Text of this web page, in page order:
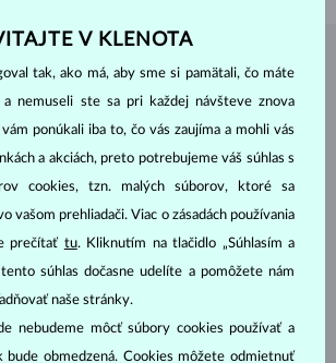
ZATELIÉRU KLENOTA
V KLENOTA
tak, ako má, aby sme si pamätali, čo máte
nemuseli ste sa pri každej návšteve znova
ponúkali iba to, čo vás zaujíma a mohli vás
a akciách, preto potrebujeme váš súhlas s
cookies, tzn. malých súborov, ktoré sa
vašom prehliadači. Viac o zásadách používania
prečítať tu. Kliknutím na tlačidlo „Súhlasím a
súhlas dočasne udelíte a pomôžete nám
naše stránky.
nebudeme môcť súbory cookies používať a
bude obmedzená. Cookies môžete odmietnuť